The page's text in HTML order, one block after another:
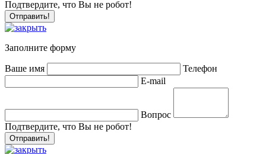
Подтвердите, что Вы не робот!
Заполните форму
Ваше имя
Телефон
E-mail
Вопрос
Подтвердите, что Вы не робот!